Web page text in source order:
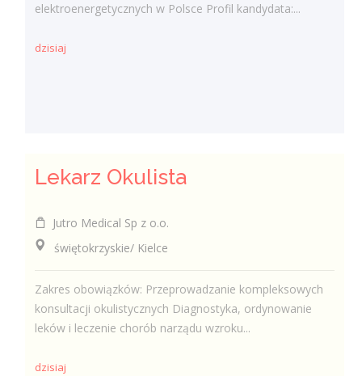
elektroenergetycznych w Polsce Profil kandydata:...
dzisiaj
Lekarz Okulista
Jutro Medical Sp z o.o.
świętokrzyskie/ Kielce
Zakres obowiązków: Przeprowadzanie kompleksowych
konsultacji okulistycznych Diagnostyka, ordynowanie
leków i leczenie chorób narządu wzroku...
dzisiaj